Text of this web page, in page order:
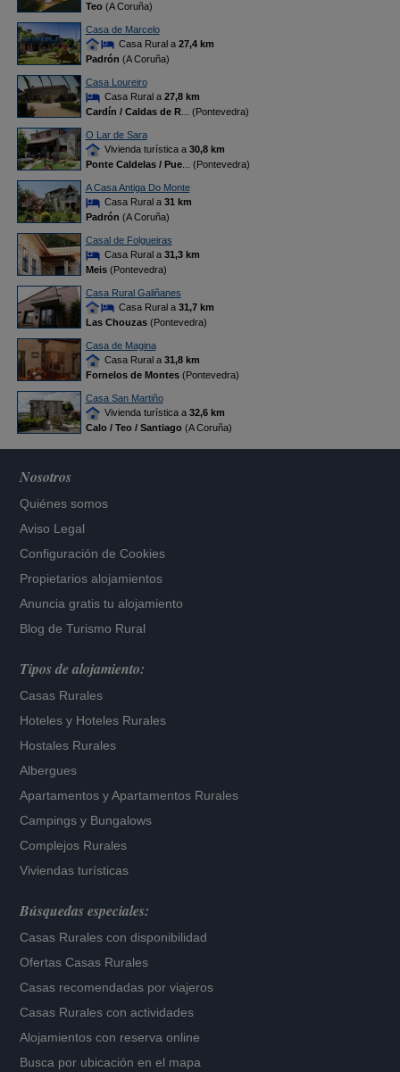
Teo(A Coruña)
Casa de Marcelo
Casa Rural a 27,4 km
Padrón (A Coruña)
Casa Loureiro
Casa Rural a 27,8 km
Cardín / Caldas de R... (Pontevedra)
O Lar de Sara
Vivienda turística a 30,8 km
Ponte Caldelas / Pue... (Pontevedra)
A Casa Antiga Do Monte
Casa Rural a 31 km
Padrón (A Coruña)
Casal de Folgueiras
Casa Rural a 31,3 km
Meis(Pontevedra)
Casa Rural Galiñanes
Casa Rural a 31,7 km
Las Chouzas(Pontevedra)
Casa de Magina
Casa Rural a 31,8 km
Fornelos de Montes(Pontevedra)
Casa San Martiño
Vivienda turística a 32,6 km
Calo / Teo / Santiago(A Coruña)
Nosotros
Quiénes somos
Aviso Legal
Configuración de Cookies
Propietarios alojamientos
Anuncia gratis tu alojamiento
Blog de Turismo Rural
Tipos de alojamiento:
Casas Rurales
Hoteles y Hoteles Rurales
Hostales Rurales
Albergues
Apartamentos yApartamentos Rurales
Campings y Bungalows
Complejos Rurales
Viviendas turísticas
Búsquedas especiales:
Casas Rurales con disponibilidad
Ofertas Casas Rurales
Casas recomendadas por viajeros
Casas Rurales con actividades
Alojamientos con reserva online
Busca por ubicación en el mapa